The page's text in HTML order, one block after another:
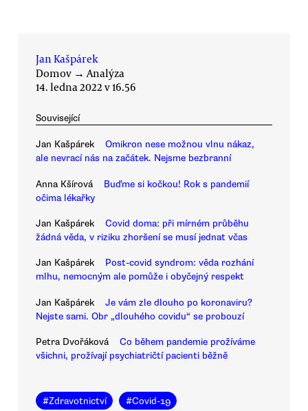
Jan Kašpárek
Domov → Analýza
14. ledna 2022 v 16.56
Související
Jan Kašpárek
Omikron nese možnou vlnu nákaz,
ale nevrací nás na začátek. Nejsme bezbranní
Anna Kšírová
Buďme si kočkou! Rok s pandemií
očima lékařky
Jan Kašpárek
Covid doma: při mírném průběhu
žádná věda, v riziku zhoršení se musí jednat včas
Jan Kašpárek
Post-covid syndrom: věda rozhání
mlhu, nemocným ale pomůže i obyčejný respekt
Jan Kašpárek
Je vám zle dlouho po koronaviru?
Nejste sami. Obr „dlouhého covidu“ se probouzí
Petra Dvořáková
Co během pandemie prožíváme
všichni, prožívají psychiatričtí pacienti běžně
#Zdravotnictví #Covid-19